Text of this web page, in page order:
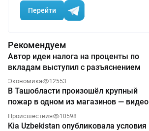
Перейти
Рекомендуем
Автор идеи налога на проценты по
вкладам выступил с разъяснением
Экономика 12553
В Ташобласти произошёл крупный
пожар в одном из магазинов — видео
Происшествия 10598
Kia Uzbekistan опубликовала условия